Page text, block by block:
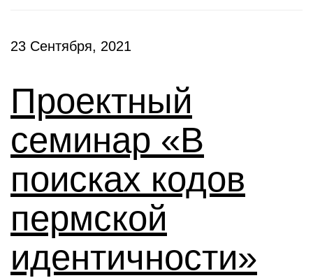
23 Сентября, 2021
Проектный
семинар «В
поисках кодов
пермской
идентичности»